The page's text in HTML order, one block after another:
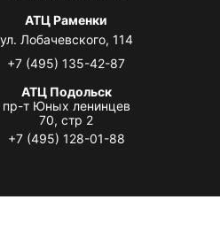
АТЦ Раменки
ул. Лобачевского, 114
+7 (495) 135-42-87
АТЦ Подольск
пр-т Юных ленинцев
70, стр 2
+7 (495) 128-01-88